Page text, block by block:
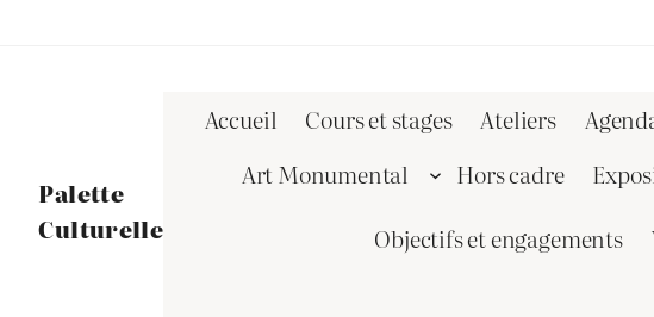
Palette
Culturelle
Accueil Cours et stages Ateliers
Art Monumental
Hors cadre
Objectifs et engagements